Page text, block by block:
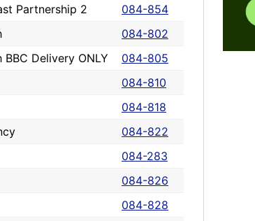
Partnership 2
084-854
084-802
Delivery ONLY
084-805
084-810
084-818
084-822
084-283
084-826
084-828